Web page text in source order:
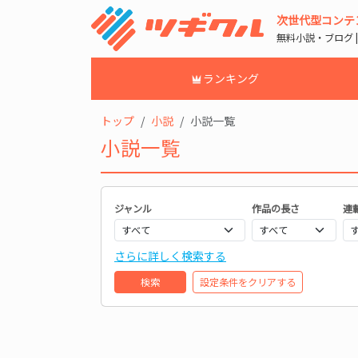
次世代型コン
無料小説・ブログ
ランキング
トップ 小説 小説一覧
小説一覧
ジャンル 作品の長さ 連
さらに詳しく検索する
検索 設定条件をクリアする